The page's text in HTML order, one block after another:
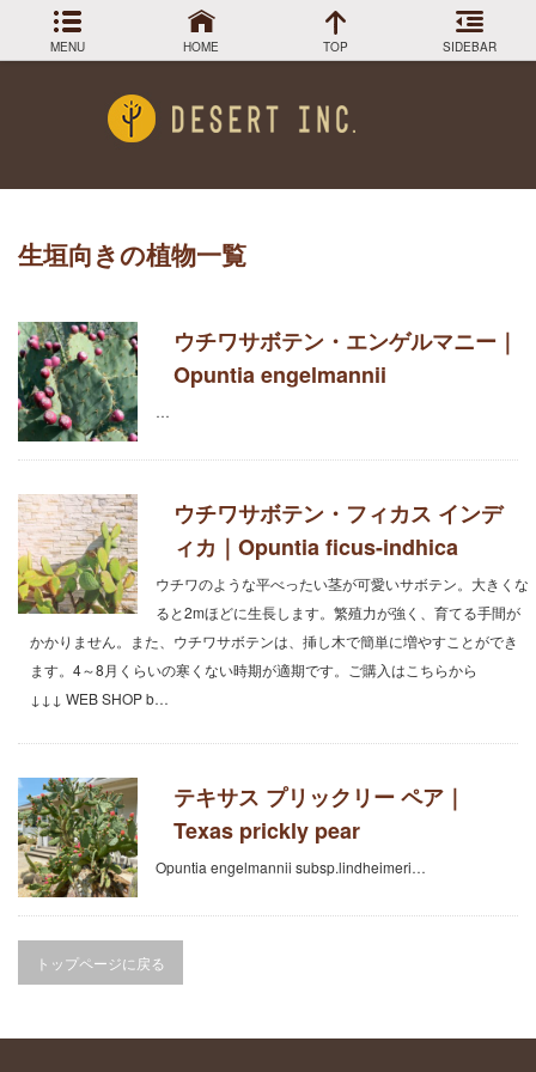
生垣向きの植物一覧
ウチワサボテン・エンゲルマニー｜
Opuntia engelmannii
…
ウチワサボテン・フィカス インデ
ィカ｜Opuntia ficus-indhica
ウチワのような平べったい茎が可愛いサボテン。大きくな
ると2mほどに生長します。繁殖力が強く、育てる手間が
かかりません。また、ウチワサボテンは、挿し木で簡単に増やすことができ
ます。4～8月くらいの寒くない時期が適期です。ご購入はこちらから
↓↓↓ WEB SHOP b…
テキサス プリックリー ペア｜
Texas prickly pear
Opuntia engelmannii subsp.lindheimeri…
トップページに戻る
MENU HOME TOP SIDEBAR
Instagram インスラグラム
Facebook フェイスブック
BLOG 記事一覧
熱帯植物の育て方
多肉植物・サボテンの育て方
CATEGORY カテゴリー
ヤシの木｜PALM TREES
DASYLIRION
熱帯植物 樹木＆果樹木｜TROPICAL
TREES
コニファー｜CONIFERS
その他 樹木＆果樹木｜TREES